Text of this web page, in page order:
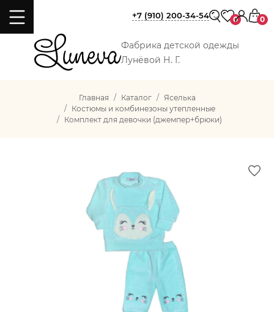
Фабрика детской одежды
Лунёвой Н. Г.
+7 (910) 200-34-54 0 0
Главная Каталог
Яселька
Костюмы и комбинезоны утепленные
Комплект для девочки (джемпер+брюки)